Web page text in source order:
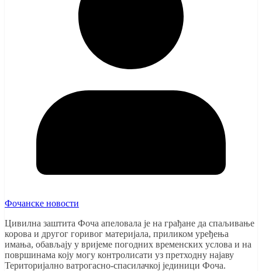
Фочанске новости
Цивилна заштита Фоча апеловала је на грађане да спаљивање
корова и другог горивог материјала, приликом уређења
имања, обављају у вријеме погодних временских услова и на
површинама коју могу контролисати уз претходну најаву
Територијално ватрогасно-спасилачкој јединици Фоча.